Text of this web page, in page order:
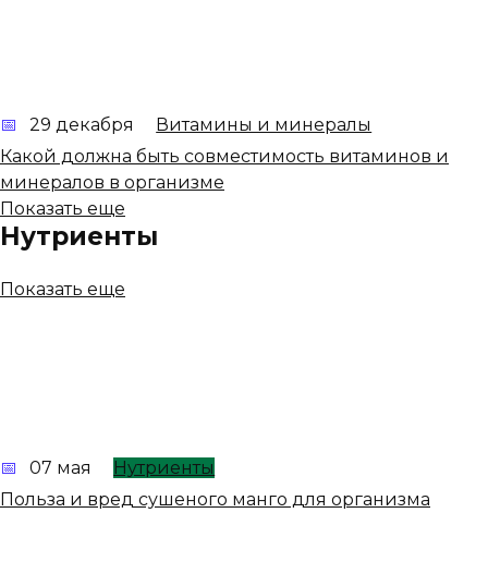
29 декабря
Витамины и минералы
Какой должна быть совместимость витаминов и
минералов в организме
Показать еще
Нутриенты
Показать еще
07 мая
Нутриенты
Польза и вред сушеного манго для организма